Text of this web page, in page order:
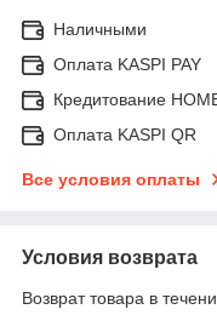
Наличными
Оплата KASPI PAY
Кредитование
Оплата KASPI QR
Все условия оплаты
Условия возврата
Возврат товара в